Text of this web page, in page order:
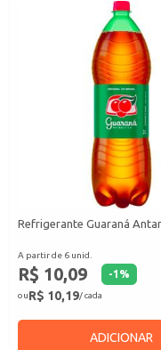
Refrigerante Guaraná
A partir de 6 unid.
R$ 10,09 -1 %
ouR$ 10,19/ cada
ADICIONAR